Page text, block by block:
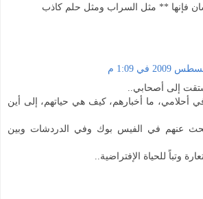
فإنها ** مثل السراب ومثل حلم كاذب
إلى أصحابي..
أحلامي، ما أخبارهم، كيف هي حياتهم، إلى أين
عنهم في الفيس بوك وفي الدردشات وبين
وتباً للحياة الإفتراضية..